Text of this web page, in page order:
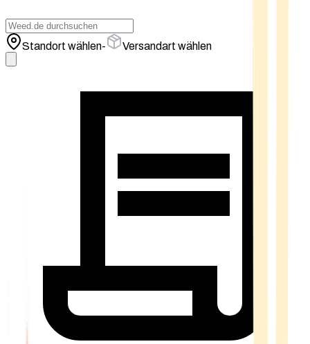
Standort wählen- Versandart wählen